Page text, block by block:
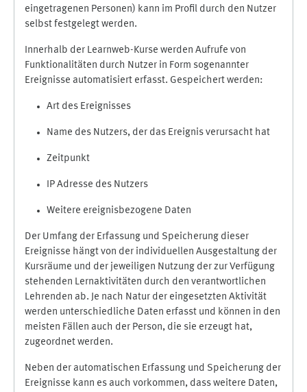
eingetragenen Personen) kann im Profil durch den Nutzer
selbst festgelegt werden.
Innerhalb der Learnweb-Kurse werden Aufrufe von
Funktionalitäten durch Nutzer in Form sogenannter
Ereignisse automatisiert erfasst. Gespeichert werden:
Art des Ereignisses
Name des Nutzers, der das Ereignis verursacht hat
Zeitpunkt
IP Adresse des Nutzers
Weitere ereignisbezogene Daten
Der Umfang der Erfassung und Speicherung dieser
Ereignisse hängt von der individuellen Ausgestaltung der
Kursräume und der jeweiligen Nutzung der zur Verfügung
stehenden Lernaktivitäten durch den verantwortlichen
Lehrenden ab. Je nach Natur der eingesetzten Aktivität
werden unterschiedliche Daten erfasst und können in den
meisten Fällen auch der Person, die sie erzeugt hat,
zugeordnet werden.
Neben der automatischen Erfassung und Speicherung der
Ereignisse kann es auch vorkommen, dass weitere Daten,